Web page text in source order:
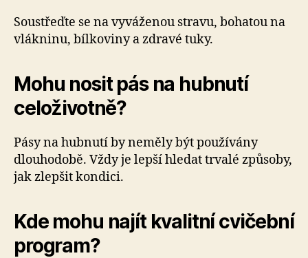
Soustřeďte se na vyváženou stravu, bohatou na
vlákninu, bílkoviny a zdravé tuky.
Mohu nosit pás na hubnutí
celoživotně?
Pásy na hubnutí by neměly být používány
dlouhodobě. Vždy je lepší hledat trvalé způsoby,
jak zlepšit kondici.
Kde mohu najít kvalitní cvičební
program?